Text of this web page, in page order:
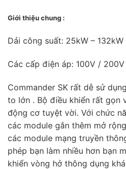
Giới thiệu chung :
Dải công suất: 25kW –
Các cấp điện áp: 100V /
Commander SK rất dễ sử
to lớn . Bộ điều khiển rất gọn
động cơ tuyệt vời. Với chức
các module gắn thêm mở
các module mạng truyền
phép bạn làm nhiều hơn bạn
khiển vòng hở thông dụng